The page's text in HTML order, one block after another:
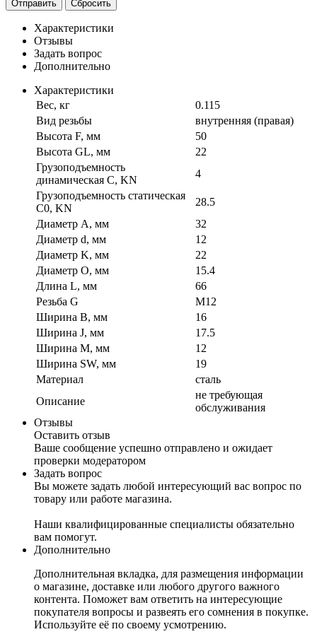
Отправить Сбросить
Характеристики
Отзывы
Задать вопрос
Дополнительно
Характеристики
Вес, кг
0.115
Вид резьбы
внутренняя (правая)
Высота F, мм
50
Высота GL, мм
22
Грузоподъемность
динамическая C, KN
4
Грузоподъемность статическая
C0, KN
28.5
Диаметр A, мм
32
Диаметр d, мм
12
Диаметр K, мм
22
Диаметр O, мм
15.4
Длина L, мм
66
Резьба G
M12
Ширина B, мм
16
Ширина J, мм
17.5
Ширина M, мм
12
Ширина SW, мм
19
Материал
сталь
Описание
не требующая
обслуживания
Отзывы
Оставить отзыв
Ваше сообщение успешно отправлено и ожидает
проверки модератором
Задать вопрос
Вы можете задать любой интересующий вас вопрос по
товару или работе магазина.
Наши квалифицированные специалисты обязательно
вам помогут.
Дополнительно
Дополнительная вкладка, для размещения информации
о магазине, доставке или любого другого важного
контента. Поможет вам ответить на интересующие
покупателя вопросы и развеять его сомнения в покупке.
Используйте её по своему усмотрению.